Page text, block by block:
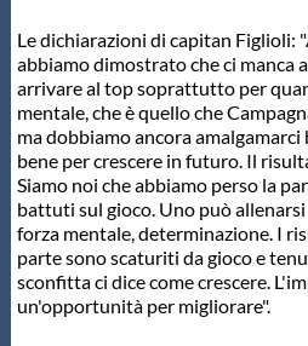
Le dichiarazioni di capitan Figlioli:
abbiamo dimostrato che ci manca
arrivare al top soprattutto per
mentale, che è quello che
ma dobbiamo ancora amalgamarci
bene per crescere in futuro. Il
Siamo noi che abbiamo perso la
battuti sul gioco. Uno può
forza mentale, determinazione. I
parte sono scaturiti da gioco e
sconfitta ci dice come crescere.
un'opportunità per migliorare".